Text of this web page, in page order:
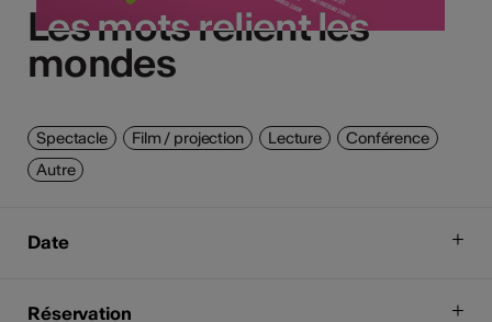
Les mots relient les
mondes
Les mots relient les
mondes
Spectacle Film / projection Lecture
Conférence
Autre
Date
Réservation